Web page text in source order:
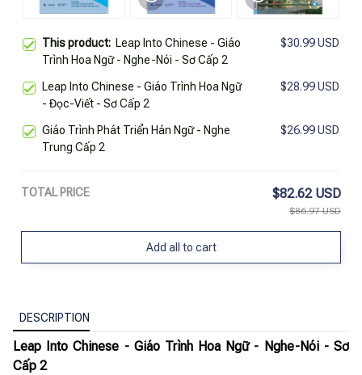
This product: Leap Into Chinese - Giáo
Trình Hoa Ngữ - Nghe-Nói - Sơ Cấp 2
$30.99 USD
Leap Into Chinese - Giáo Trình Hoa Ngữ
- Đọc-Viết - Sơ Cấp 2
$28.99 USD
Giáo Trình Phát Triển Hán Ngữ - Nghe
Trung Cấp 2
$26.99 USD
TOTAL PRICE $82.62 USD
$86.97 USD
Add all to cart
DESCRIPTION
Leap Into Chinese - Giáo Trình Hoa Ngữ - Nghe-Nói - Sơ
Cấp 2